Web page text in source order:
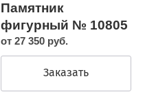
Памятник
фигурный № 10805
от 27 350 руб.
Заказать